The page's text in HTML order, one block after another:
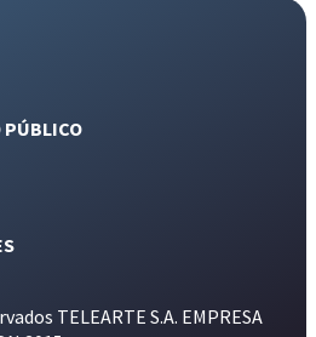
PÚBLICO
TELEARTE S.A. EMPRESA